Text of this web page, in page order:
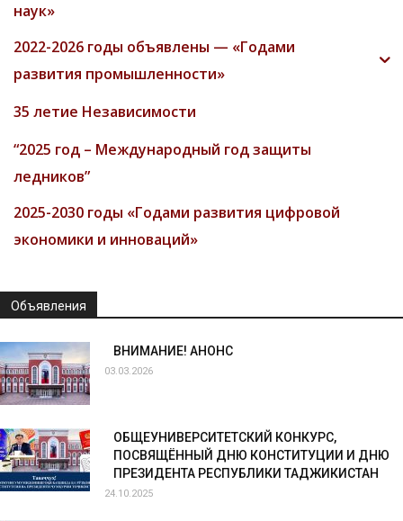
наук»
2022-2026 годы объявлены — «Годами
развития промышленности»
35 летие Независимости
“2025 год – Международный год защиты
ледников”
2025-2030 годы «Годами развития цифровой
экономики и инноваций»
Объявления
ВНИМАНИЕ! АНОНС
03.03.2026
ОБЩЕУНИВЕРСИТЕТСКИЙ КОНКУРС,
ПОСВЯЩЁННЫЙ ДНЮ КОНСТИТУЦИИ И ДНЮ
ПРЕЗИДЕНТА РЕСПУБЛИКИ ТАДЖИКИСТАН
24.10.2025